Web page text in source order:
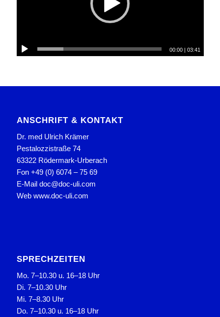
00:00 |03:41
ANSCHRIFT & KONTAKT
Dr. med Ulrich Krämer
Pestalozzistraße 74
63322 Rödermark-Urberach
Fon +49 (0) 6074 – 75 69
E-Mail doc@doc-uli.com
Web www.doc-uli.com
SPRECHZEITEN
Mo. 7–10.30 u. 16–18 Uhr
Di. 7–10.30 Uhr
Mi. 7–8.30 Uhr
Do. 7–10.30 u. 16–18 Uhr